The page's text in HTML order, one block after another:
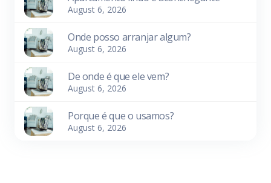
August 6, 2026
Onde posso arranjar algum?
August 6, 2026
De onde é que ele vem?
August 6, 2026
Porque é que o usamos?
August 6, 2026